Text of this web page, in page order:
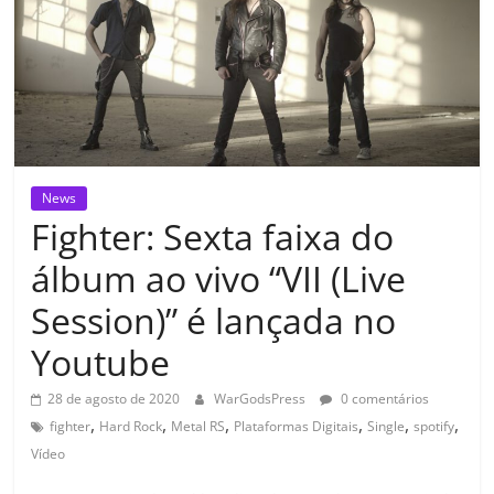
News
Fighter: Sexta faixa do
álbum ao vivo “VII (Live
Session)” é lançada no
Youtube
28 de agosto de 2020 WarGodsPress
0 comentários
fighter, Hard Rock, Metal RS, Plataformas Digitais,Single,spotify,
Vídeo